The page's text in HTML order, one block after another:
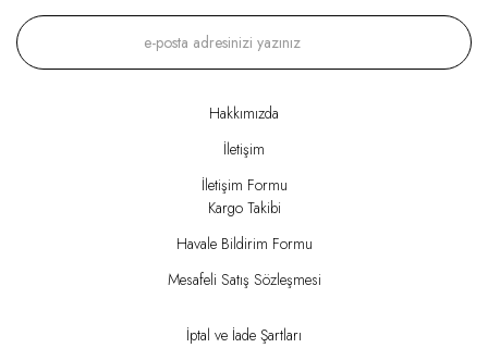
Hakkımızda
İletişim
İletişim Formu
Kargo Takibi
Havale Bildirim Formu
Mesafeli Satış Sözleşmesi
İptal ve İade Şartları